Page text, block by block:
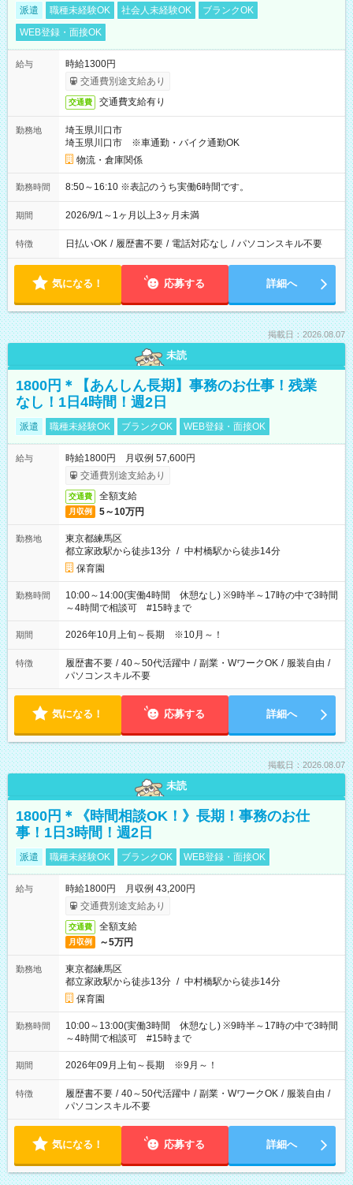
派遣 職種未経験OK 社会人未経験OK
ブランクOK
WEB登録・面接OK
給与
時給1300円
交通費別途支給あり
交通費 交通費支給有り
勤務地
埼玉県川口市
埼玉県川口市 ※車通勤・バイク通勤OK
物流・倉庫関係
勤務時間 8:50～16:10 ※表記のうち実働6時間です。
期間 2026/9/1～1ヶ月以上3ヶ月未満
特徴 日払いOK / 履歴書不要 / 電話対応なし / パソコンスキル不要
気になる！ 応募する 詳細へ
掲載日：2026.08.07
未読
1800円＊【あんしん長期】事務のお仕事！残業
なし！1日4時間！週2日
派遣 職種未経験OK ブランクOK WEB登録・面接OK
給与
時給1800円 月収例 57,600円
交通費別途支給あり
交通費 全額支給
月収例 5～10万円
勤務地
東京都練馬区
都立家政駅から徒歩13分 / 中村橋駅から徒歩14分
保育園
勤務時間
10:00～14:00(実働4時間 休憩なし) ※9時半～17時の中で3時間
～4時間で相談可 #15時まで
期間 2026年10月上旬～長期 ※10月～！
特徴 履歴書不要 / 40～50代活躍中 / 副業・WワークOK / 服装自由 /
パソコンスキル不要
気になる！ 応募する 詳細へ
掲載日：2026.08.07
未読
1800円＊《時間相談OK！》長期！事務のお仕
事！1日3時間！週2日
派遣 職種未経験OK ブランクOK WEB登録・面接OK
給与
時給1800円 月収例 43,200円
交通費別途支給あり
交通費 全額支給
月収例 ～5万円
勤務地
東京都練馬区
都立家政駅から徒歩13分 / 中村橋駅から徒歩14分
保育園
勤務時間
10:00～13:00(実働3時間 休憩なし) ※9時半～17時の中で3時間
～4時間で相談可 #15時まで
期間 2026年09月上旬～長期 ※9月～！
特徴 履歴書不要 / 40～50代活躍中 / 副業・WワークOK / 服装自由 /
パソコンスキル不要
気になる！ 応募する 詳細へ